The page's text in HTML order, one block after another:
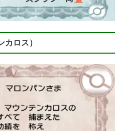
ロス）